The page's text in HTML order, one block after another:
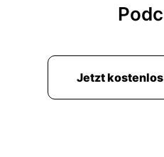
Jetzt